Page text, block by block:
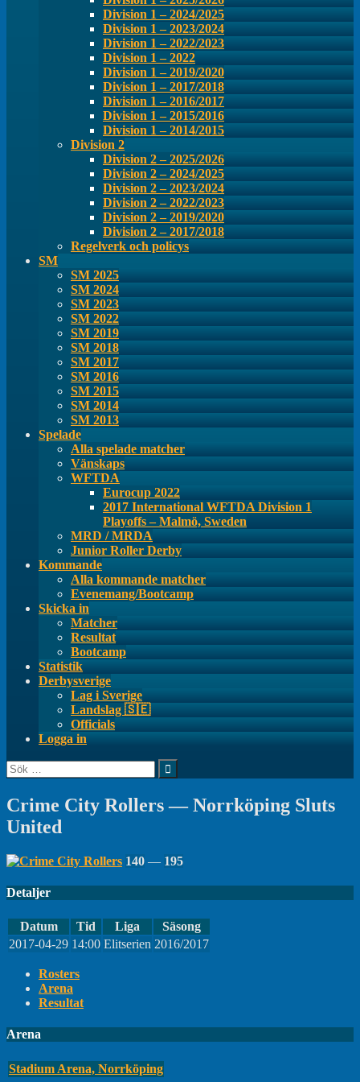
Division 1 – 2024/2025
Division 1 – 2023/2024
Division 1 – 2022/2023
Division 1 – 2022
Division 1 – 2019/2020
Division 1 – 2017/2018
Division 1 – 2016/2017
Division 1 – 2015/2016
Division 1 – 2014/2015
Division 2
Division 2 – 2025/2026
Division 2 – 2024/2025
Division 2 – 2023/2024
Division 2 – 2022/2023
Division 2 – 2019/2020
Division 2 – 2017/2018
Regelverk och policys
SM
SM 2025
SM 2024
SM 2023
SM 2022
SM 2019
SM 2018
SM 2017
SM 2016
SM 2015
SM 2014
SM 2013
Spelade
Alla spelade matcher
Vänskaps
WFTDA
Eurocup 2022
2017 International WFTDA Division 1
Playoffs – Malmö, Sweden
MRD / MRDA
Junior Roller Derby
Kommande
Alla kommande matcher
Evenemang/Bootcamp
Skicka in
Matcher
Resultat
Bootcamp
Statistik
Derbysverige
Lag i Sverige
Landslag 🇸🇪
Officials
Logga in
Sök
efter:
Crime City Rollers — Norrköping Sluts
United
140 — 195
Detaljer
Datum Tid Liga
Säsong
2017-04-29 14:00 Elitserien 2016/2017
Rosters
Arena
Resultat
Arena
Stadium Arena, Norrköping